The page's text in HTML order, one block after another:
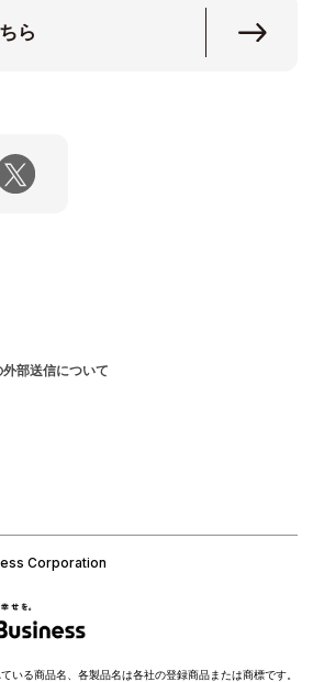
ら
部送信について
Corporation
いる商品名、各製品名は各社の登録商品または商標です。